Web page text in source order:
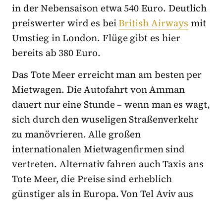
in der Nebensaison etwa 540 Euro. Deutlich
preiswerter wird es beiBritish Airways mit
Umstieg in London. Flüge gibt es hier
bereits ab 380 Euro.
Das Tote Meer erreicht man am besten per
Mietwagen. Die Autofahrt von Amman
dauert nur eine Stunde – wenn man es wagt,
sich durch den wuseligen Straßenverkehr
zu manövrieren. Alle großen
internationalen Mietwagenfirmen sind
vertreten. Alternativ fahren auch Taxis ans
Tote Meer, die Preise sind erheblich
günstiger als in Europa. Von Tel Aviv aus